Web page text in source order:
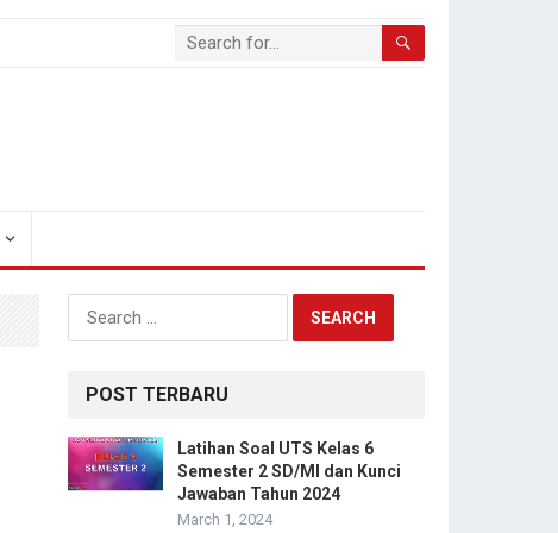
Search
for:
POST TERBARU
Latihan Soal UTS Kelas 6
Semester 2 SD/MI dan Kunci
Jawaban Tahun 2024
March 1, 2024